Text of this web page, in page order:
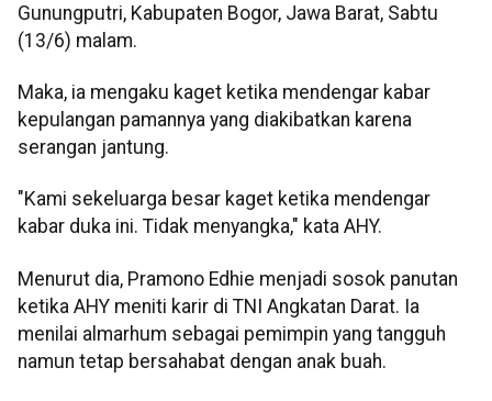
Gunungputri, Kabupaten Bogor, Jawa Barat, Sabtu
(13/6) malam.
Maka, ia mengaku kaget ketika mendengar kabar
kepulangan pamannya yang diakibatkan karena
serangan jantung.
"Kami sekeluarga besar kaget ketika mendengar
kabar duka ini. Tidak menyangka," kata AHY.
Menurut dia, Pramono Edhie menjadi sosok panutan
ketika AHY meniti karir di TNI Angkatan Darat. Ia
menilai almarhum sebagai pemimpin yang tangguh
namun tetap bersahabat dengan anak buah.